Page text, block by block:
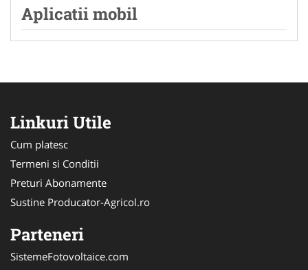
Aplicatii mobil
Linkuri Utile
Cum platesc
Termeni si Conditii
Preturi Abonamente
Sustine Producator-Agricol.ro
Parteneri
SistemeFotovoltaice.com